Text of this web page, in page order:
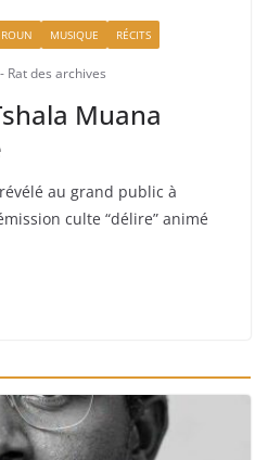
MUSIQUE RÉCITS
Rat des archives
Muana
révélé au grand public à
culte “délire” animé